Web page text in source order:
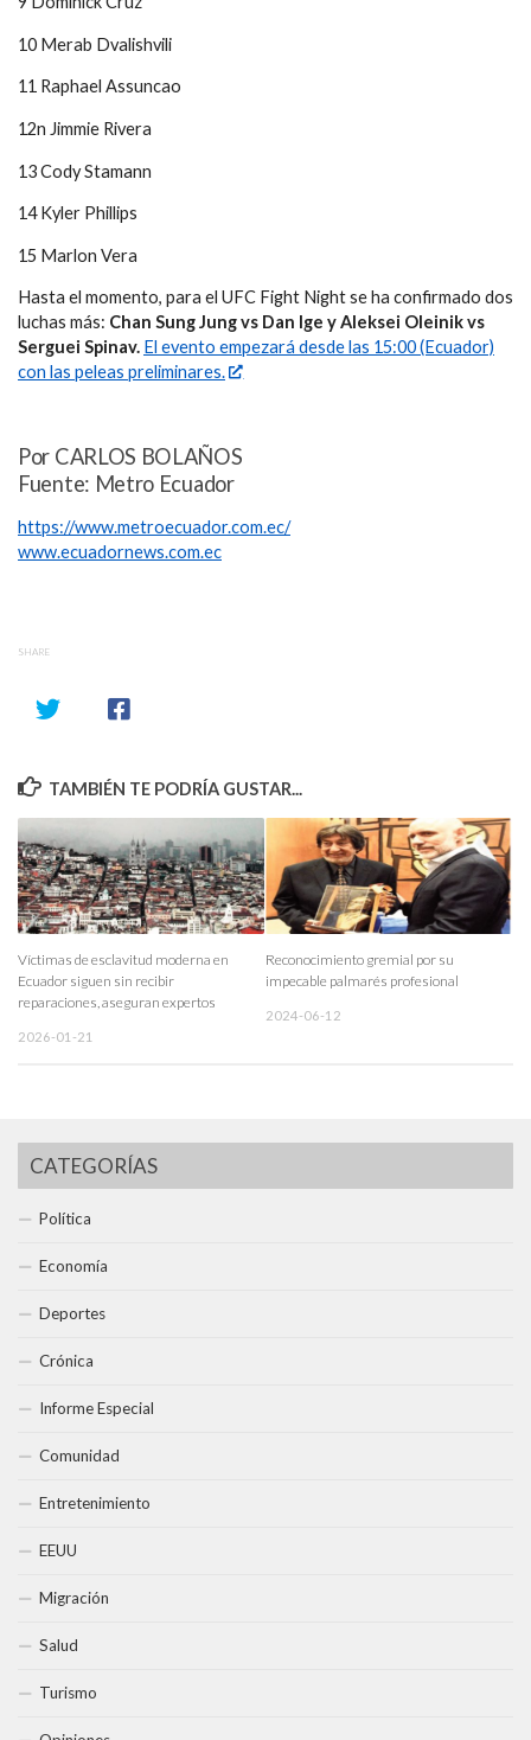
10 Merab Dvalishvili
11 Raphael Assuncao
12n Jimmie Rivera
13 Cody Stamann
14 Kyler Phillips
15 Marlon Vera
Hasta el momento, para el UFC Fight Night se ha confirmado dos
luchas más: Chan Sung Jung vs Dan Ige y Aleksei Oleinik vs
Serguei Spinav. El evento empezará desde las 15:00 (Ecuador)
con las peleas preliminares.
Por CARLOS BOLAÑOS
Fuente: Metro Ecuador
https://www.metroecuador.com.ec/
www.ecuadornews.com.ec
SHARE
TAMBIÉN TE PODRÍA GUSTAR...
Víctimas de esclavitud moderna en
Ecuador siguen sin recibir
reparaciones, aseguran expertos
2026-01-21
Reconocimiento gremial por su
impecable palmarés profesional
2024-06-12
CATEGORÍAS
Política
Economía
Deportes
Crónica
Informe Especial
Comunidad
Entretenimiento
EEUU
Migración
Salud
Turismo